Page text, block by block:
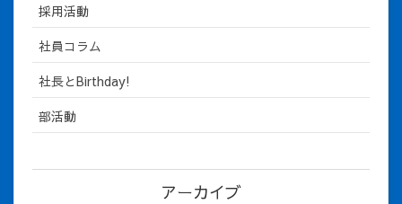
採用活動
社員コラム
社長とBirthday!
部活動
アーカイブ